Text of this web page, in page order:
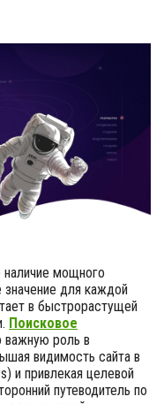
мощного
для каждой
в быстрорастущей
Поисковое
важную роль в
видимость сайта в
и привлекая целевой
путеводитель по